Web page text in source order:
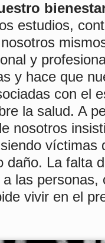
estudios,
y
y hace que
con el
la salud. A
nosotros
víctimas
daño. La falta
las personas,
vivir en el